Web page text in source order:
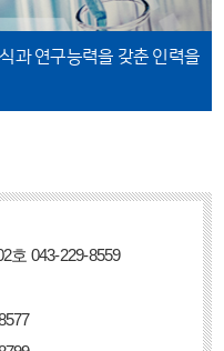
과 연구능력을 갖춘 인력을
호 043-229-8559